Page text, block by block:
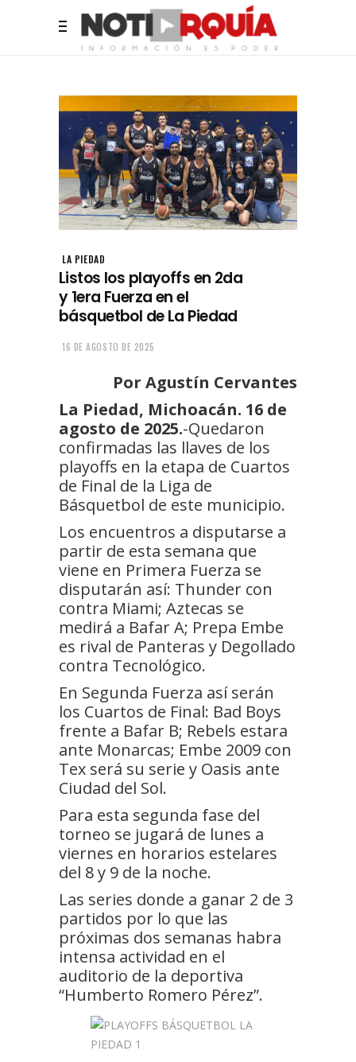
LA PIEDAD
Listos los playoffs en 2da
y 1era Fuerza en el
básquetbol de La Piedad
16 DE AGOSTO DE 2025
Por Agustín Cervantes
La Piedad, Michoacán. 16 de
agosto de 2025.-Quedaron
confirmadas las llaves de los
playoffs en la etapa de Cuartos
de Final de la Liga de
Básquetbol de este municipio.
Los encuentros a disputarse a
partir de esta semana que
viene en Primera Fuerza se
disputarán así: Thunder con
contra Miami; Aztecas se
medirá a Bafar A; Prepa Embe
es rival de Panteras y Degollado
contra Tecnológico.
En Segunda Fuerza así serán
los Cuartos de Final: Bad Boys
frente a Bafar B; Rebels estara
ante Monarcas; Embe 2009 con
Tex será su serie y Oasis ante
Ciudad del Sol.
Para esta segunda fase del
torneo se jugará de lunes a
viernes en horarios estelares
del 8 y 9 de la noche.
Las series donde a ganar 2 de 3
partidos por lo que las
próximas dos semanas habra
intensa actividad en el
auditorio de la deportiva
“Humberto Romero Pérez”.